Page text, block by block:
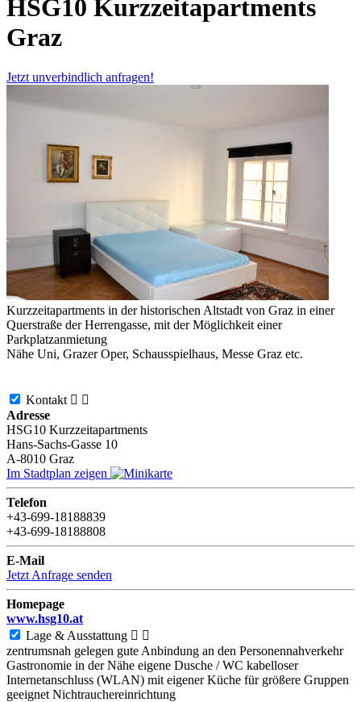
HSG10 Kurzzeitapartments
Graz
Jetzt unverbindlich anfragen!
Kurzzeitapartments in der historischen Altstadt von Graz in einer
Querstraße der Herrengasse, mit der Möglichkeit einer
Parkplatzanmietung
Nähe Uni, Grazer Oper, Schausspielhaus, Messe Graz etc.
Kontakt  
Adresse
HSG10 Kurzzeitapartments
Hans-Sachs-Gasse 10
A-8010 Graz
Im Stadtplan zeigen
Telefon
+43-699-18188839
+43-699-18188808
E-Mail
Jetzt Anfrage senden
Homepage
www.hsg10.at
Lage & Ausstattung  
zentrumsnah gelegen gute Anbindung an den Personennahverkehr
Gastronomie in der Nähe eigene Dusche / WC kabelloser
Internetanschluss (WLAN) mit eigener Küche für größere Gruppen
geeignet Nichtrauchereinrichtung